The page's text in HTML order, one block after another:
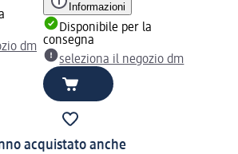
dm
Informazioni
Disponibile per la
consegna
seleziona il negozio dm
acquistato anche